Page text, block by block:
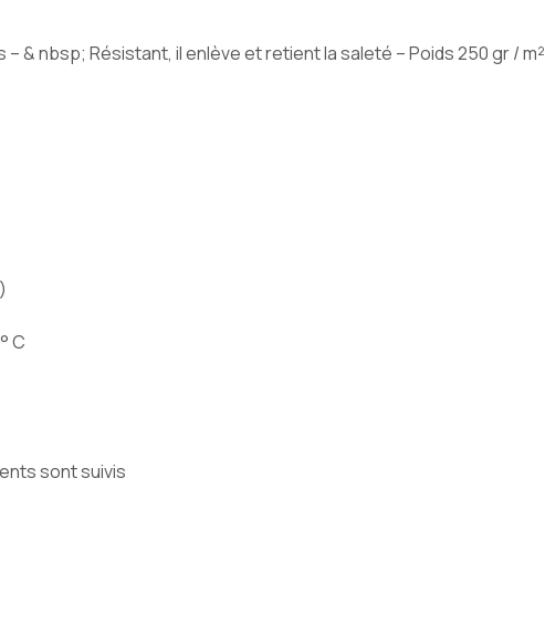
nbsp; Résistant, il enlève et retient la saleté – Poids 250 gr / m²
C
sont suivis